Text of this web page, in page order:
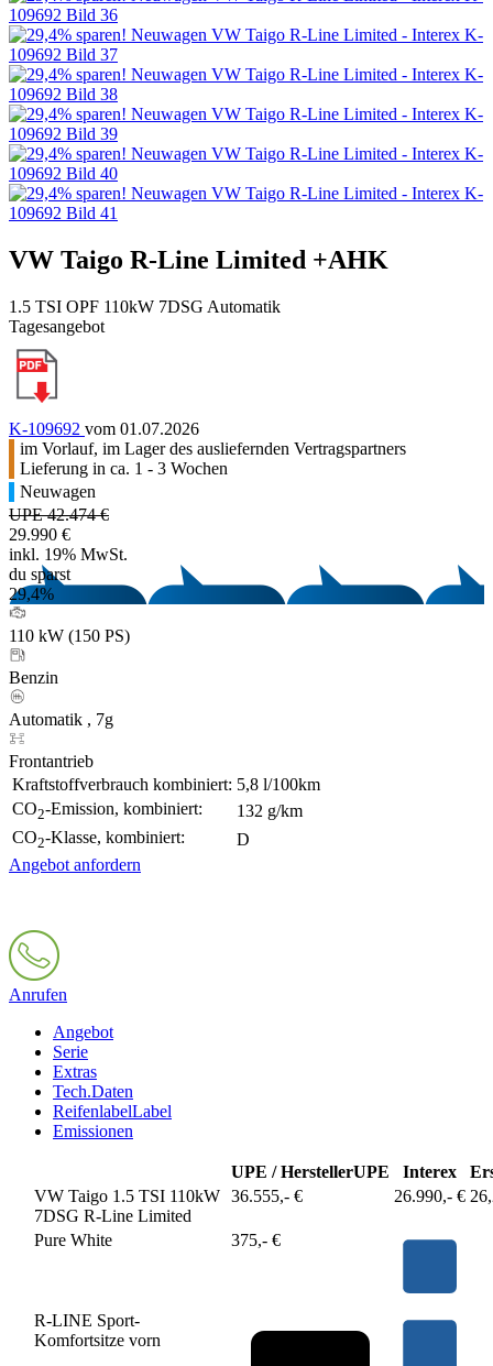
VW Taigo R-Line Limited +AHK
1.5 TSI OPF 110kW 7DSG Automatik
Tagesangebot
K-109692 vom 01.07.2026
im Vorlauf, im Lager des ausliefernden Vertragspartners
Lieferung in ca. 1 - 3 Wochen
Neuwagen
UPE 42.474 €
29.990 €
inkl. 19% MwSt.
du sparst
29,4%
110 kW (150 PS)
Benzin
Automatik , 7g
Frontantrieb
Kraftstoffverbrauch kombiniert: 5,8 l/100km
CO2-Emission, kombiniert:
132 g/km
CO2-Klasse, kombiniert:
D
Angebot anfordern
Anrufen
Angebot
Serie
Extras
Tech.Daten
ReifenlabelLabel
Emissionen
UPE / HerstellerUPE Interex
VW Taigo 1.5 TSI 110kW
7DSG R-Line Limited
36.555,- € 26.990,- €
Pure White 375,- €
R-LINE Sport-
Komfortsitze vorn